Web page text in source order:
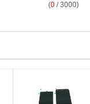
(0 / 3000)